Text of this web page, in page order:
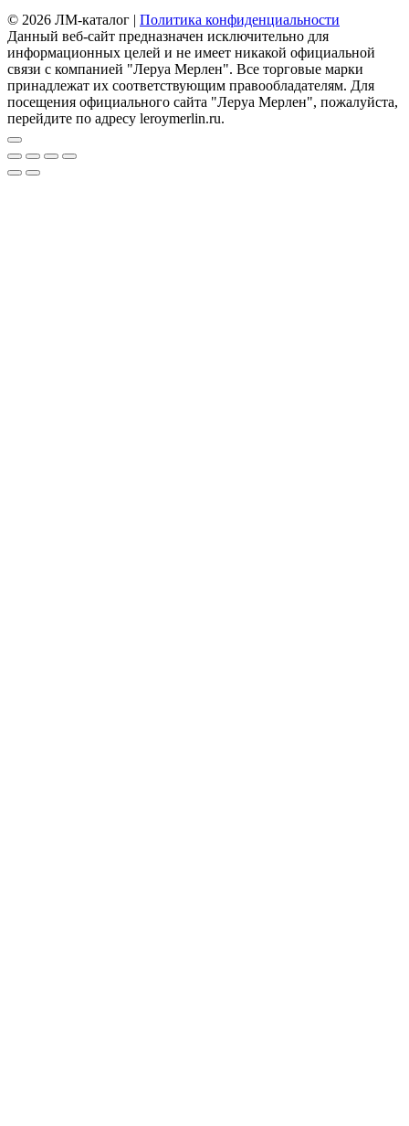
© 2026 ЛМ-каталог | Политика конфиденциальности
Данный веб-сайт предназначен исключительно для
информационных целей и не имеет никакой официальной
связи с компанией "Леруа Мерлен". Все торговые марки
принадлежат их соответствующим правообладателям. Для
посещения официального сайта "Леруа Мерлен", пожалуйста,
перейдите по адресу leroymerlin.ru.